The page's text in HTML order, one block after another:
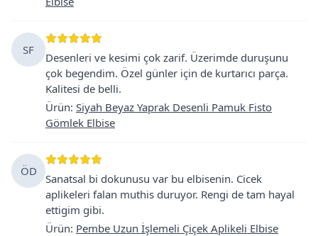
SF
Desenleri ve kesimi çok zarif. Üzerimde duruşunu
çok begendim. Özel günler için de kurtarıcı parça.
Kalitesi de belli.
Ürün: Siyah Beyaz Yaprak Desenli Pamuk Fisto
Gömlek Elbise
ÖD
Sanatsal bi dokunusu var bu elbisenin. Cicek
aplikeleri falan muthis duruyor. Rengi de tam hayal
ettigim gibi.
Ürün: Pembe Uzun İşlemeli Çiçek Aplikeli Elbise